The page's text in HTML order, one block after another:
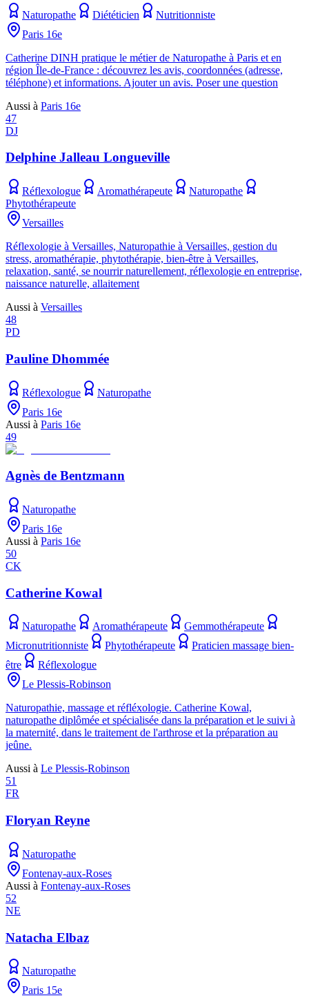
Naturopathe Diététicien
Nutritionniste
Paris 16e
Catherine DINH pratique le métier de Naturopathe à Paris et en
région Île-de-France : découvrez les avis, coordonnées (adresse,
téléphone) et informations. Ajouter un avis. Poser une question
Aussi à Paris 16e
47
DJ
Delphine Jalleau Longueville
Réflexologue Aromathérapeute
Naturopathe
Phytothérapeute
Versailles
Réflexologie à Versailles, Naturopathie à Versailles, gestion du
stress, aromathérapie, phytothérapie, bien-être à Versailles,
relaxation, santé, se nourrir naturellement, réflexologie en entreprise,
naissance naturelle, allaitement
Aussi à Versailles
48
PD
Pauline Dhommée
Réflexologue
Naturopathe
Paris 16e
Aussi à Paris 16e
49
Agnès de Bentzmann
Naturopathe
Paris 16e
Aussi à Paris 16e
50
CK
Catherine Kowal
Naturopathe Aromathérapeute
Gemmothérapeute
Micronutritionniste
Phytothérapeute
Praticien massage bien-
être
Réflexologue
Le Plessis-Robinson
Naturopathie, massage et réfléxologie. Catherine Kowal,
naturopathe diplômée et spécialisée dans la préparation et le suivi à
la maternité, dans le traitement de l'arthrose et la préparation au
jeûne.
Aussi à Le Plessis-Robinson
51
FR
Floryan Reyne
Naturopathe
Fontenay-aux-Roses
Aussi à Fontenay-aux-Roses
52
NE
Natacha Elbaz
Naturopathe
Paris 15e